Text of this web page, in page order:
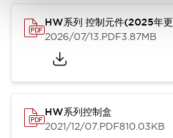
HW系列 控制元件(2025年
2026/07/13.PDF3.87MB
HW系列控制盒
2021/12/07.PDF810.03KB